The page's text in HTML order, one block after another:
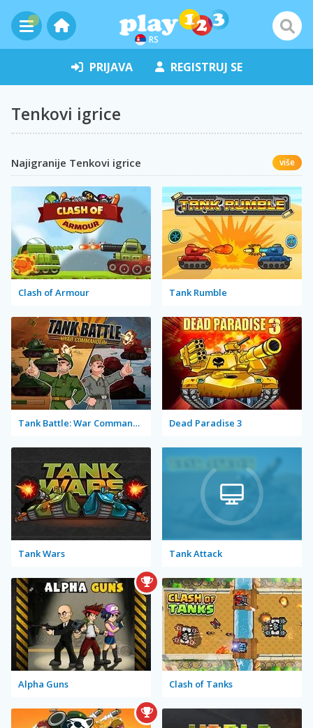
RS
PRIJAVA REGISTRUJ SE
Tenkovi igrice
Najigranije Tenkovi igrice više
Clash of Armour Tank Rumble
Tank Battle: War Commander Dead Paradise 3
Tank Wars Tank Attack
Alpha Guns Clash of Tanks